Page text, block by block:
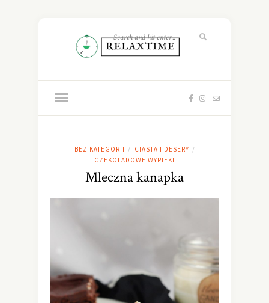
BEZ KATEGORII / CIASTA I DESERY /
CZEKOLADOWE WYPIEKI
Mleczna kanapka